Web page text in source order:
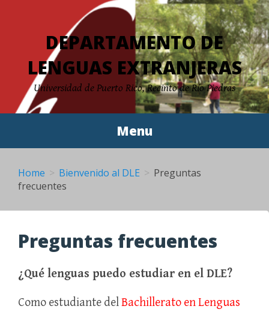
DEPARTAMENTO DE
LENGUAS EXTRANJERAS
Universidad de Puerto Rico, Recinto de Río Piedras
Menu
Home Bienvenido al DLE
Preguntas
frecuentes
Preguntas frecuentes
¿Qué lenguas puedo estudiar en el DLE?
Como estudiante delBachillerato en Lenguas